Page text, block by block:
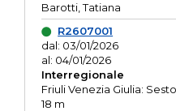
Barotti, Tatiana
R2607001
dal: 03/01/2026
al: 04/01/2026
Interregionale
Friuli Venezia Giulia:
18 m